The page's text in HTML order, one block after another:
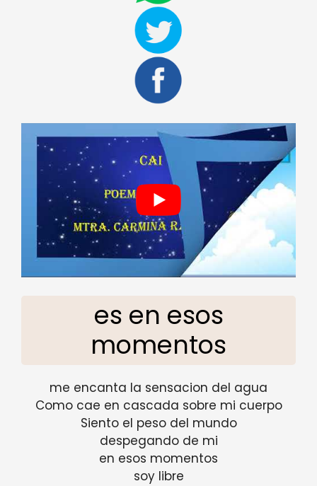
es en esos
momentos
me encanta la sensacion del agua
Como cae en cascada sobre mi cuerpo
Siento el peso del mundo
despegando de mi
en esos momentos
soy libre